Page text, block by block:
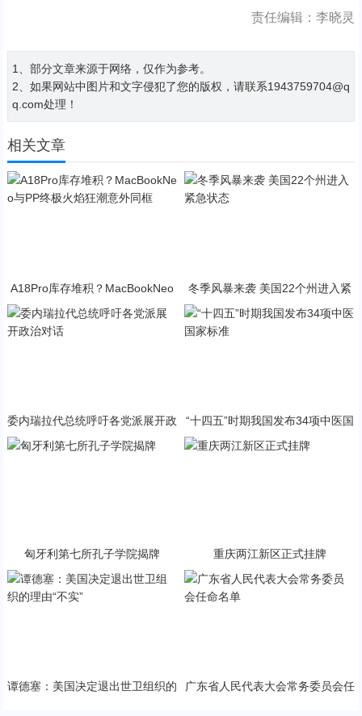
责任编辑：李晓灵
1、部分文章来源于网络，仅作为参考。
2、如果网站中图片和文字侵犯了您的版权，请联系1943759704@q
q.com处理！
相关文章
A18Pro库存堆积？MacBookNeo
冬季风暴来袭 美国22个州进入紧
委内瑞拉代总统呼吁各党派展开政
治对话
“十四五”时期我国发布34项中医国
家标准
匈牙利第七所孔子学院揭牌 重庆两江新区正式挂牌
谭德塞：美国决定退出世卫组织的
广东省人民代表大会常务委员会任